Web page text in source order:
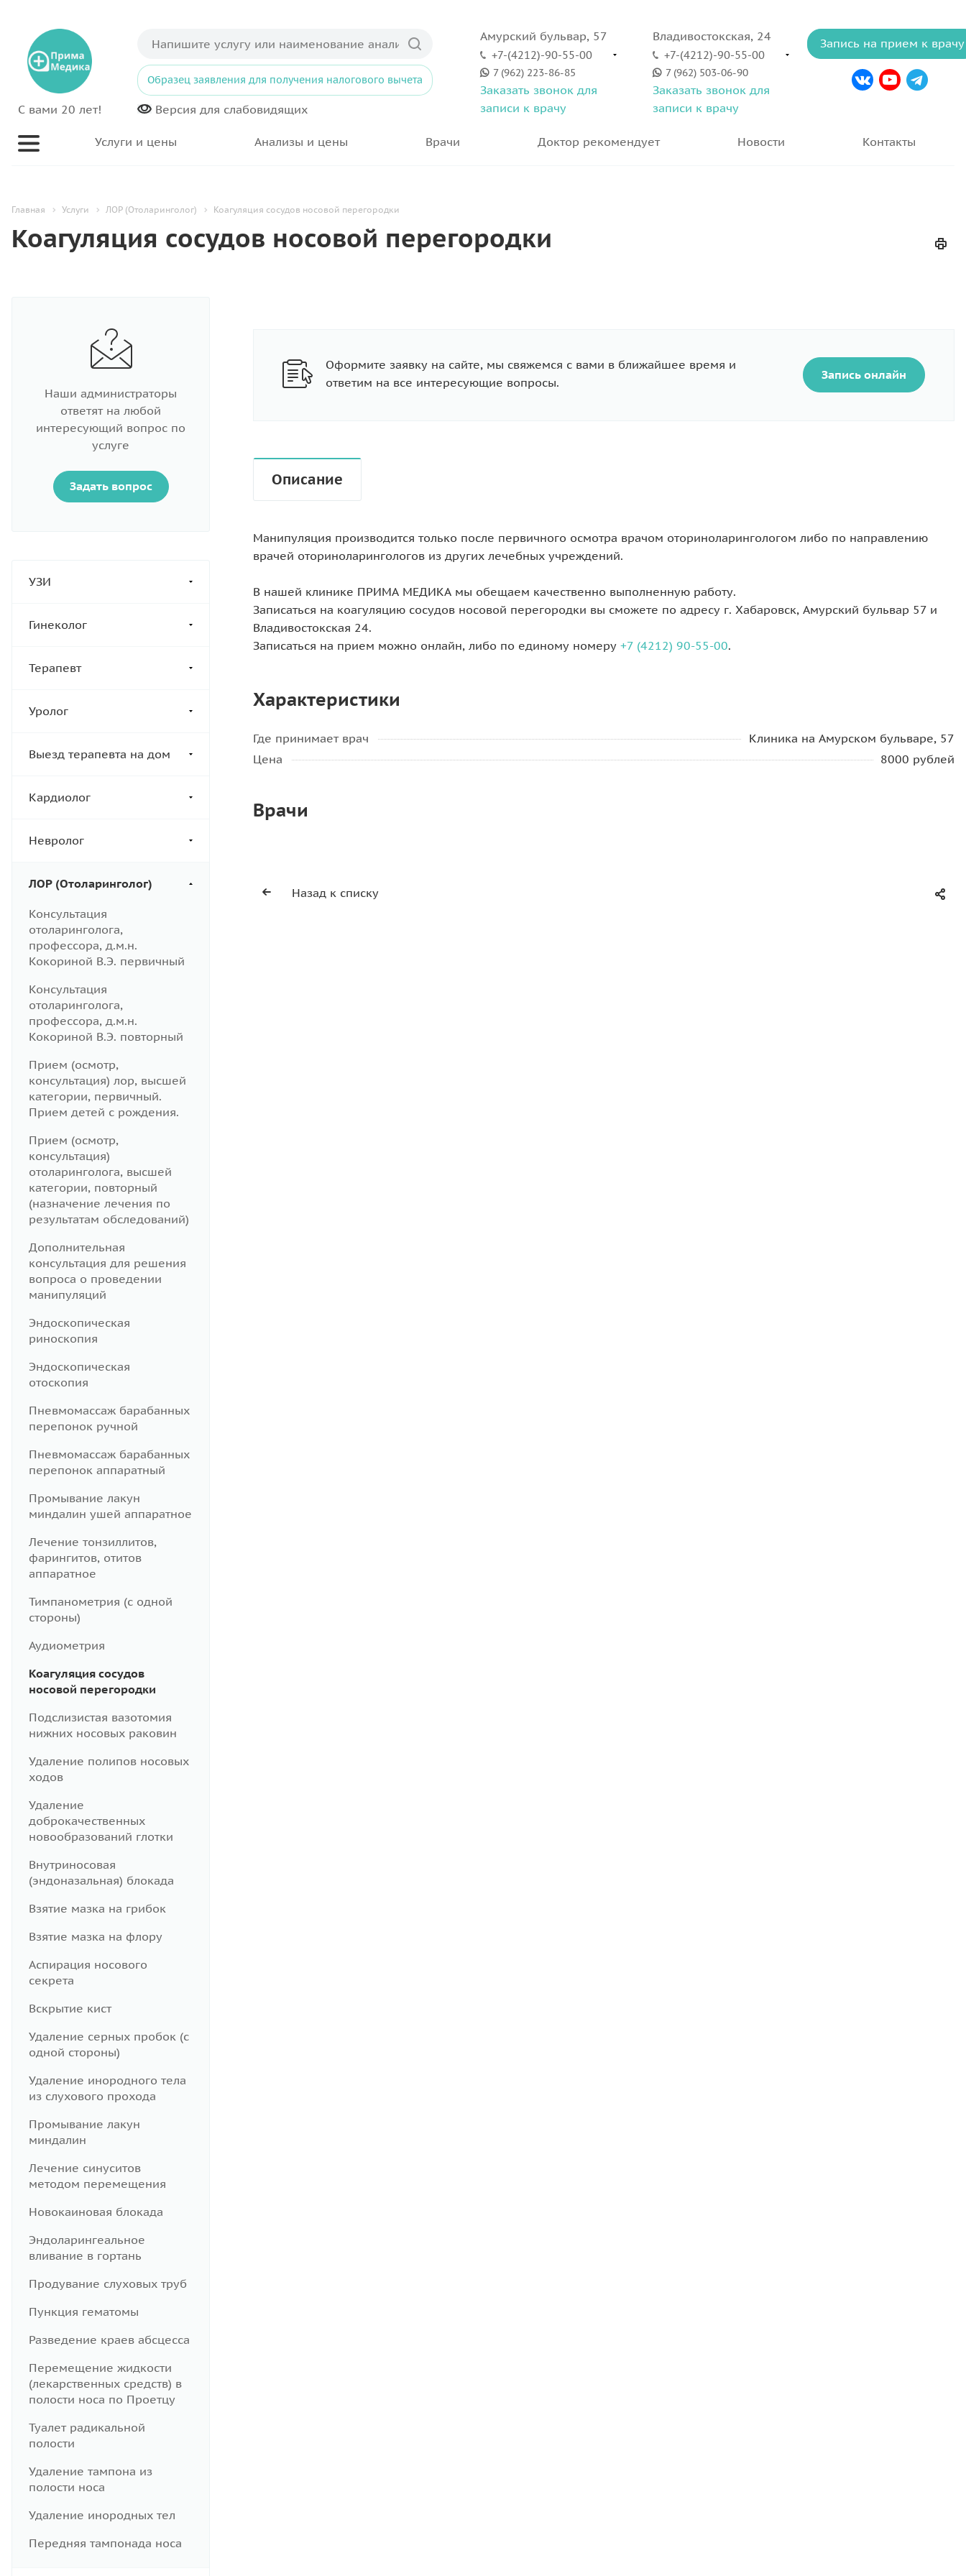
С вами 20 лет!
Образец заявления для получения налогового вычета
Версия для слабовидящих
Запись на прием к врачу
Амурский бульвар, 57
+7-(4212)-90-55-00
7 (962) 223-86-85
Заказать звонок для
записи к врачу
Владивостокская, 24
+7-(4212)-90-55-00
7 (962) 503-06-90
Заказать звонок для
записи к врачу
Услуги и цены Анализы и цены Врачи Доктор рекомендует Новости Контакты
Главная Услуги ЛОР (Отоларинголог) Коагуляция сосудов носовой перегородки
Коагуляция сосудов носовой перегородки
Наши администраторы
ответят на любой
интересующий вопрос по
услуге
Задать вопрос
УЗИ
Гинеколог
Терапевт
Уролог
Выезд терапевта на дом
Кардиолог
Невролог
ЛОР (Отоларинголог)
Консультация
отоларинголога,
профессора, д.м.н.
Кокориной В.Э. первичный
Консультация
отоларинголога,
профессора, д.м.н.
Кокориной В.Э. повторный
Прием (осмотр,
консультация) лор, высшей
категории, первичный.
Прием детей с рождения.
Прием (осмотр,
консультация)
отоларинголога, высшей
категории, повторный
(назначение лечения по
результатам обследований)
Дополнительная
консультация для решения
вопроса о проведении
манипуляций
Эндоскопическая
риноскопия
Эндоскопическая
отоскопия
Пневмомассаж барабанных
перепонок ручной
Пневмомассаж барабанных
перепонок аппаратный
Промывание лакун
миндалин ушей аппаратное
Лечение тонзиллитов,
фарингитов, отитов
аппаратное
Тимпанометрия (с одной
стороны)
Аудиометрия
Коагуляция сосудов
носовой перегородки
Подслизистая вазотомия
нижних носовых раковин
Удаление полипов носовых
ходов
Удаление
доброкачественных
новообразований глотки
Внутриносовая
(эндоназальная) блокада
Взятие мазка на грибок
Взятие мазка на флору
Аспирация носового
секрета
Вскрытие кист
Удаление серных пробок (с
одной стороны)
Удаление инородного тела
из слухового прохода
Промывание лакун
миндалин
Лечение синуситов
методом перемещения
Новокаиновая блокада
Эндоларингеальное
вливание в гортань
Продувание слуховых труб
Пункция гематомы
Разведение краев абсцесса
Перемещение жидкости
(лекарственных средств) в
полости носа по Проетцу
Туалет радикальной
полости
Удаление тампона из
полости носа
Удаление инородных тел
Передняя тампонада носа
Оформите заявку на сайте, мы свяжемся с вами в ближайшее время и
ответим на все интересующие вопросы.
Запись онлайн
Описание
Манипуляция производится только после первичного осмотра врачом оториноларингологом либо по направлению
врачей оториноларингологов из других лечебных учреждений.
В нашей клинике ПРИМА МЕДИКА мы обещаем качественно выполненную работу.
Записаться на коагуляцию сосудов носовой перегородки вы сможете по адресу г. Хабаровск, Амурский бульвар 57 и
Владивостокская 24.
Записаться на прием можно онлайн, либо по единому номеру +7 (4212) 90-55-00.
Характеристики
Где принимает врач
Клиника на Амурском бульваре, 57
Цена
8000 рублей
Врачи
Назад к списку